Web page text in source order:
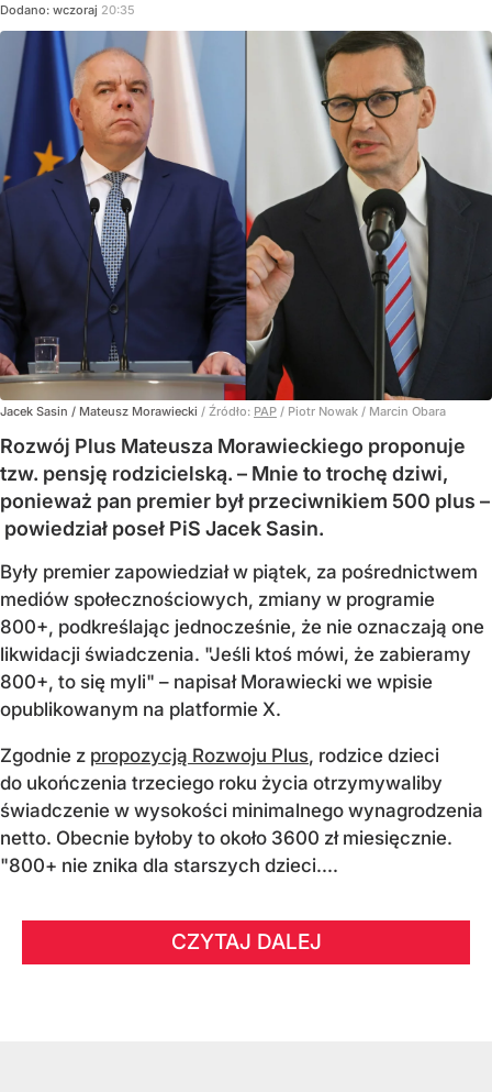
Dodano: wczoraj 20:35
Jacek Sasin / Mateusz Morawiecki / Źródło: PAP / Piotr Nowak / Marcin Obara
Rozwój Plus Mateusza Morawieckiego proponuje
tzw. pensję rodzicielską. – Mnie to trochę dziwi,
ponieważ pan premier był przeciwnikiem 500 plus –
powiedział poseł PiS Jacek Sasin.
Były premier zapowiedział w piątek, za pośrednictwem
mediów społecznościowych, zmiany w programie
800+, podkreślając jednocześnie, że nie oznaczają one
likwidacji świadczenia. "Jeśli ktoś mówi, że zabieramy
800+, to się myli" – napisał Morawiecki we wpisie
opublikowanym na platformie X.
Zgodnie z propozycją Rozwoju Plus, rodzice dzieci
do ukończenia trzeciego roku życia otrzymywaliby
świadczenie w wysokości minimalnego wynagrodzenia
netto. Obecnie byłoby to około 3600 zł miesięcznie.
"800+ nie znika dla starszych dzieci....
CZYTAJ DALEJ